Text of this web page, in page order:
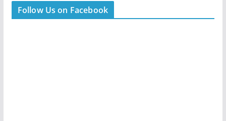
Follow Us on Facebook